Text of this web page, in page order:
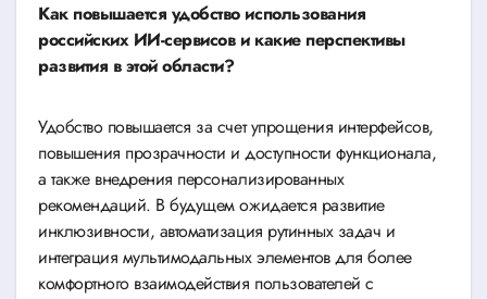
Как повышается удобство использования
российских ИИ-сервисов и какие перспективы
развития в этой области?
Удобство повышается за счет упрощения интерфейсов,
повышения прозрачности и доступности функционала,
а также внедрения персонализированных
рекомендаций. В будущем ожидается развитие
инклюзивности, автоматизация рутинных задач и
интеграция мультимодальных элементов для более
комфортного взаимодействия пользователей с